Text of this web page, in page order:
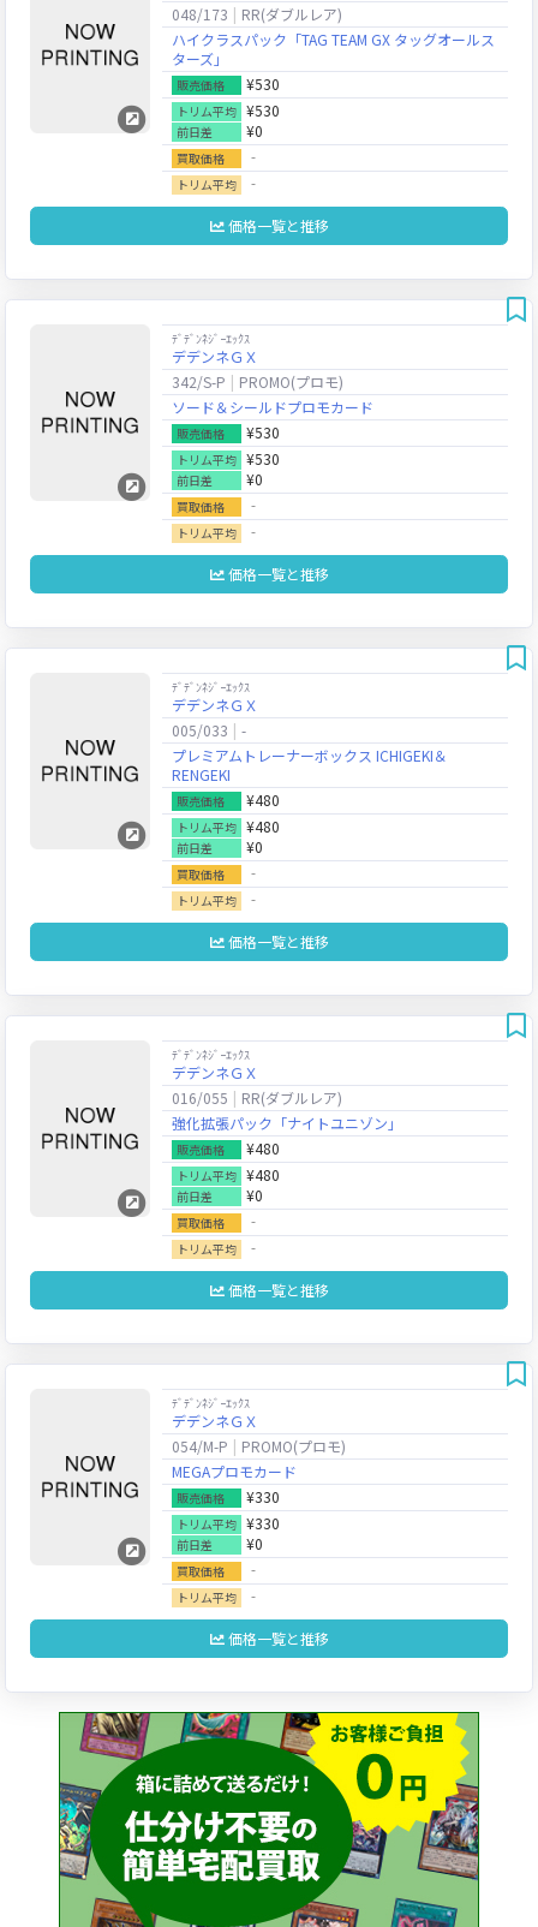
048/173
RR(ダブルレア)
ハイクラスパック「TAG TEAM GX タッグオールス
ターズ」
販売価格 ¥530
トリム平均 ¥530
前日差 ¥0
買取価格 ‐
トリム平均 ‐
価格一覧と推移
ﾃﾞﾃﾞﾝﾈｼﾞｰｴｯｸｽ
デデンネＧＸ
342/S-P
PROMO(プロモ)
ソード＆シールドプロモカード
販売価格 ¥530
トリム平均 ¥530
前日差 ¥0
買取価格 ‐
トリム平均 ‐
価格一覧と推移
ﾃﾞﾃﾞﾝﾈｼﾞｰｴｯｸｽ
デデンネＧＸ
005/033
-
プレミアムトレーナーボックス ICHIGEKI＆
RENGEKI
販売価格 ¥480
トリム平均 ¥480
前日差 ¥0
買取価格 ‐
トリム平均 ‐
価格一覧と推移
ﾃﾞﾃﾞﾝﾈｼﾞｰｴｯｸｽ
デデンネＧＸ
016/055
RR(ダブルレア)
強化拡張パック「ナイトユニゾン」
販売価格 ¥480
トリム平均 ¥480
前日差 ¥0
買取価格 ‐
トリム平均 ‐
価格一覧と推移
ﾃﾞﾃﾞﾝﾈｼﾞｰｴｯｸｽ
デデンネＧＸ
054/M-P
PROMO(プロモ)
MEGAプロモカード
販売価格 ¥330
トリム平均 ¥330
前日差 ¥0
買取価格 ‐
トリム平均 ‐
価格一覧と推移